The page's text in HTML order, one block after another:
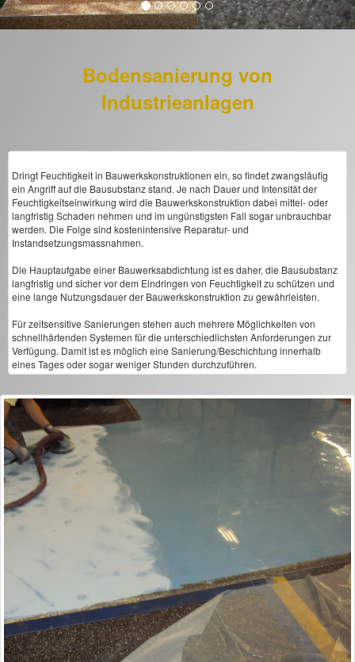
Bodensanierung von
Industrieanlagen
Dringt Feuchtigkeit in Bauwerkskonstruktionen ein, so findet zwangsläufig
ein Angriff auf die Bausubstanz stand. Je nach Dauer und Intensität der
Feuchtigkeitseinwirkung wird die Bauwerkskonstruktion dabei mittel- oder
langfristig Schaden nehmen und im ungünstigsten Fall sogar unbrauchbar
werden. Die Folge sind kostenintensive Reparatur- und
Instandsetzungsmassnahmen.
Die Hauptaufgabe einer Bauwerksabdichtung ist es daher, die Bausubstanz
langfristig und sicher vor dem Eindringen von Feuchtigkeit zu schützen und
eine lange Nutzungsdauer der Bauwerkskonstruktion zu gewährleisten.
Für zeitsensitive Sanierungen stehen auch mehrere Möglichkeiten von
schnellhärtenden Systemen für die unterschiedlichsten Anforderungen zur
Verfügung. Damit ist es möglich eine Sanierung/Beschichtung innerhalb
eines Tages oder sogar weniger Stunden durchzuführen.